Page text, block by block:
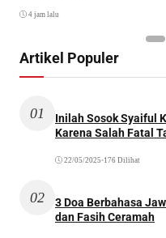
4 jam lalu
Artikel Populer
01
Inilah Sosok Syaiful
Karena Salah Fatal
22/05/2025 •176 Dilihat
02
3 Doa Berbahasa
dan Fasih Ceramah